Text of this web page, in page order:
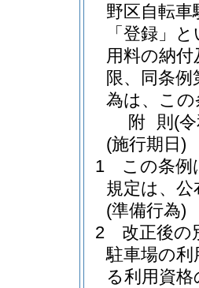
野区自転
「登録」
用料の納
限、同条
為は、こ
附 則 (
(施行期日)
1
この条例
規定は、
(準備行為)
2
改正後の
駐車場の利
る利用資格